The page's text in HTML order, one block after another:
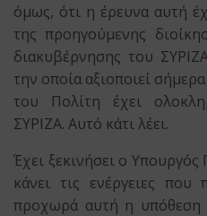
όμως, ότι η έρευνα αυτή
της προηγούμενης
διακυβέρνησης του
την οποία αξιοποιεί
του Πολίτη έχει
ΣΥΡΙΖΑ. Αυτό κάτι λέει.
Έχει ξεκινήσει ο
κάνει τις ενέργειες
προχωρά αυτή η υπόθεση